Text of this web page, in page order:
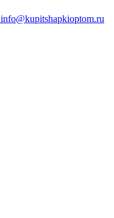
info@kupitshapkioptom.ru